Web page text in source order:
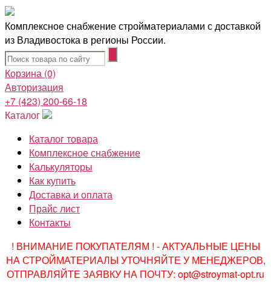
Комплексное снабжение стройматериалами с доставкой
из Владивостока в регионы России.
Корзина (0)
Авторизация
+7 (423) 200-66-18
Каталог
Каталог товара
Комплексное снабжение
Калькуляторы
Как купить
Доставка и оплата
Прайс лист
Контакты
! ВНИМАНИЕ ПОКУПАТЕЛЯМ ! - АКТУАЛЬНЫЕ ЦЕНЫ
НА СТРОЙМАТЕРИАЛЫ УТОЧНЯЙТЕ У МЕНЕДЖЕРОВ,
ОТПРАВЛЯЙТЕ ЗАЯВКУ НА ПОЧТУ: opt@stroymat-opt.ru